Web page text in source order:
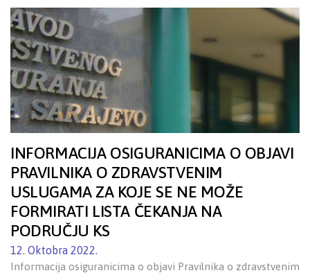
INFORMACIJA OSIGURANICIMA O OBJAVI
PRAVILNIKA O ZDRAVSTVENIM
USLUGAMA ZA KOJE SE NE MOŽE
FORMIRATI LISTA ČEKANJA NA
PODRUČJU KS
12. Oktobra 2022.
Informacija osiguranicima o objavi Pravilnika o zdravstvenim